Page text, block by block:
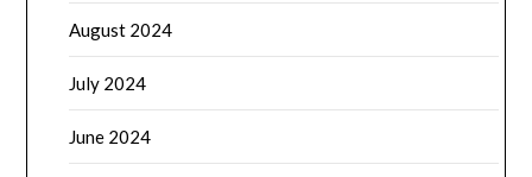
August 2024
July 2024
June 2024